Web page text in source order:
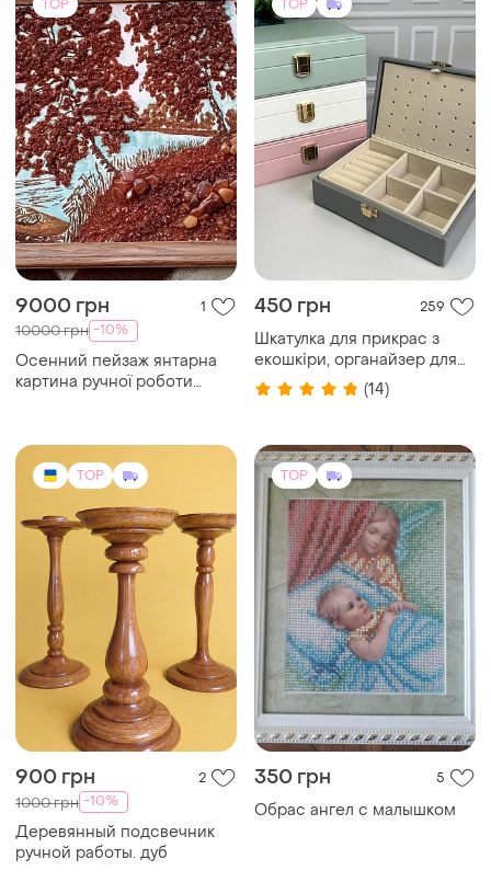
TOP
9000 грн 1
10000 грн -10%
Осенний пейзаж янтарна
картина ручної роботи
TOP
450 грн 259
Шкатулка для прикрас з
екошкіри, органайзер для
ювелірних виробів 1 шт.
(14)
TOP
900 грн 2
1000 грн -10%
Деревянный подсвечник
ручной работы. дуб
TOP
350 грн 5
Обрас ангел с малышком